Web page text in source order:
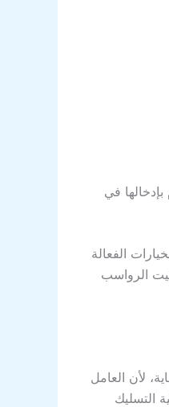
في
الفعالة
الرواسب
لأن العامل
التسليك